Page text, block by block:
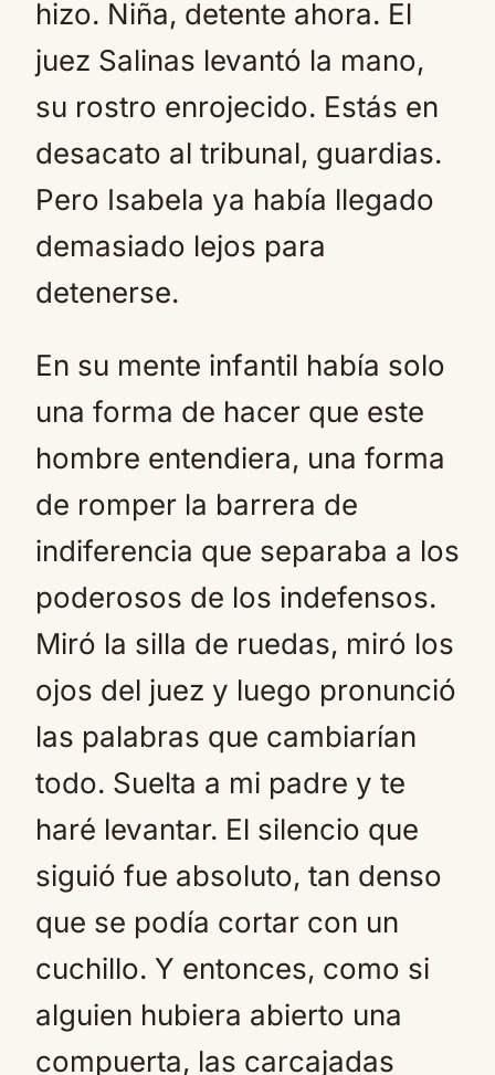
hizo. Niña, detente ahora. El
juez Salinas levantó la mano,
su rostro enrojecido. Estás en
desacato al tribunal, guardias.
Pero Isabela ya había llegado
demasiado lejos para
detenerse.
En su mente infantil había solo
una forma de hacer que este
hombre entendiera, una forma
de romper la barrera de
indiferencia que separaba a los
poderosos de los indefensos.
Miró la silla de ruedas, miró los
ojos del juez y luego pronunció
las palabras que cambiarían
todo. Suelta a mi padre y te
haré levantar. El silencio que
siguió fue absoluto, tan denso
que se podía cortar con un
cuchillo. Y entonces, como si
alguien hubiera abierto una
compuerta, las carcajadas